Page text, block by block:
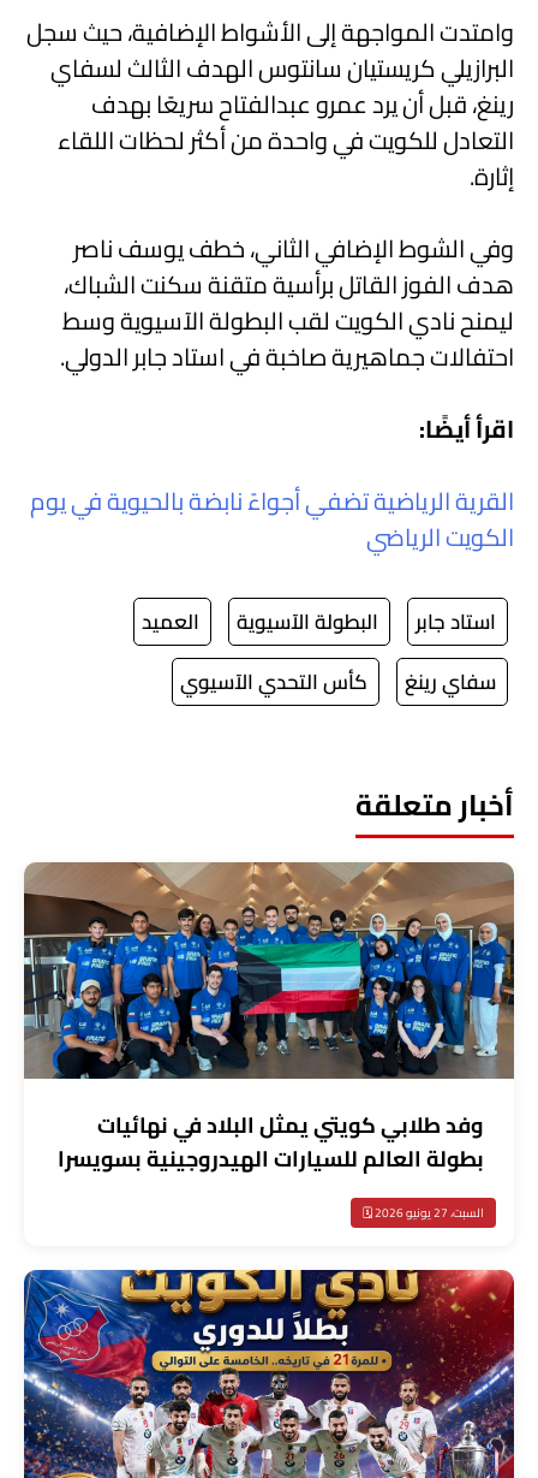
وامتدت المواجهة إلى الأشواط الإضافية، حيث سجل
البرازيلي كريستيان سانتوس الهدف الثالث لسفاي
رينغ، قبل أن يرد عمرو عبدالفتاح سريعًا بهدف
التعادل للكويت في واحدة من أكثر لحظات اللقاء
إثارة.
وفي الشوط الإضافي الثاني، خطفيوسف ناصر
هدف الفوز القاتل برأسية متقنة سكنت الشباك،
ليمنح نادي الكويت لقب البطولة الآسيوية وسط
احتفالات جماهيرية صاخبة في استاد جابر الدولي.
اقرأ أيضًا:
القرية الرياضية تضفي أجواءً نابضة بالحيوية في يوم
الكويت الرياضي
استاد جابر البطولة الآسيوية
العميد
سفاي رينغ
كأس التحدي الآسيوي
أخبار متعلقة
وفد طلابي كويتي يمثل البلاد في نهائيات
بطولة العالم للسيارات الهيدروجينية بسويسرا
السبت، 27 يونيو 2026 🗓️